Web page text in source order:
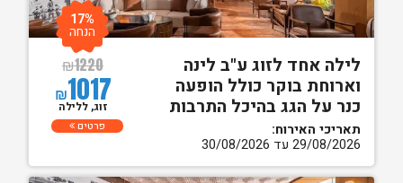
לילה אחד לזוג ע"ב לינה
וארוחת בוקר כולל הופעה
כנר על הגג בהיכל התרבות
תאריכי האירוח:
29/08/2026 עד 30/08/2026
₪1220
₪1017
17%
הנחה
זוג, ללילה
פרטים